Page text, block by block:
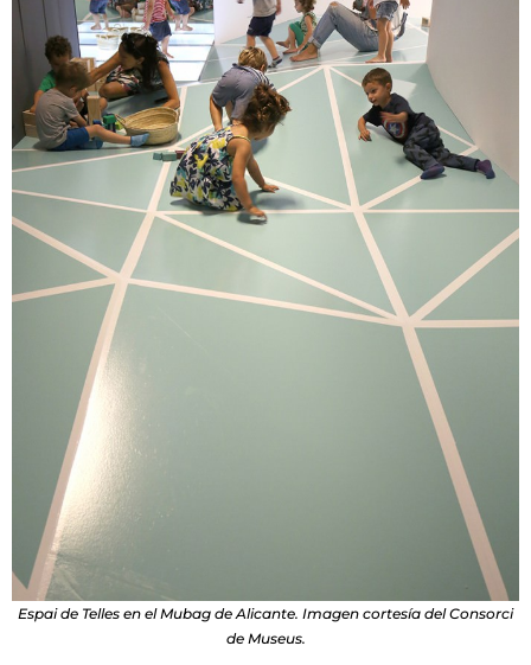
Espai de Telles en el Mubag de Alicante. Imagen cortesía del Consorci
de Museus.